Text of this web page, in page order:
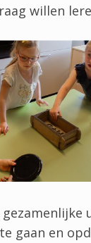
willen
gaan en